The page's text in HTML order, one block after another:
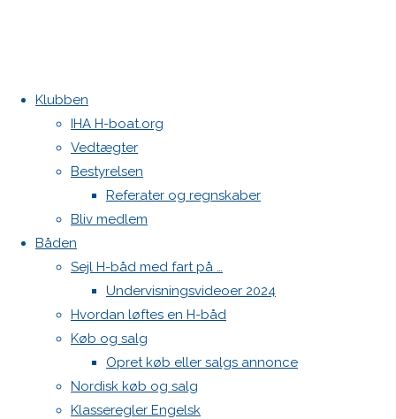
Klubben
IHA H-boat.org
Vedtægter
Bestyrelsen
Referater og regnskaber
Bliv medlem
Båden
Sejl H-båd med fart på …
Undervisningsvideoer 2024
Hvordan løftes en H-båd
Køb og salg
Opret køb eller salgs annonce
Nordisk køb og salg
Klasseregler Engelsk
Home
Medie
MCM
Category:
Personer
og
Teams
Kontakt
Danske H-bådssejlere
Klubben: klubben@H-båd.dk
Hjemmeside: web@H-båd.dk
Find os på
Seneste på H-båd.dk
4 brugte fokke sælges
Sejl, spilerstrømpe og rullefok-presenning til H-båd:
Høj Jensen fokke til salg
Spilerstage/Spinlock jollevest xl
North MH-6 fok i fin kapsejlads-stand sælges